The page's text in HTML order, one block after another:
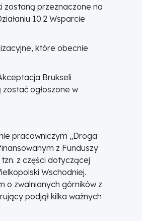
zostaną przeznaczone na
10.2 Wsparcie
które obecnie
Brukseli
ogłoszone w
pracowniczym „Droga
z Funduszy
z części dotyczącej
Wschodniej.
o zwalnianych górników z
podjął kilka ważnych